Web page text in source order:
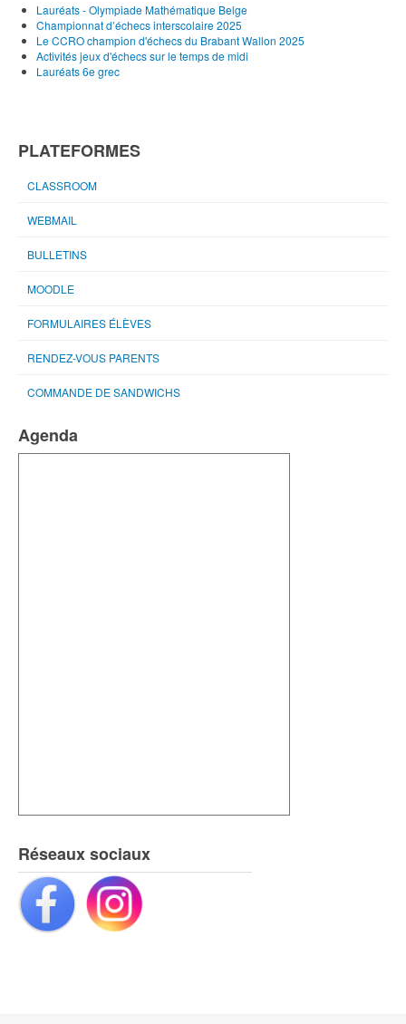
Lauréats - Olympiade Mathématique Belge
Championnat d’échecs interscolaire 2025
Le CCRO champion d'échecs du Brabant Wallon 2025
Activités jeux d'échecs sur le temps de midi
Lauréats 6e grec
PLATEFORMES
CLASSROOM
WEBMAIL
BULLETINS
MOODLE
FORMULAIRES ÉLÈVES
RENDEZ-VOUS PARENTS
COMMANDE DE SANDWICHS
Agenda
Réseaux sociaux